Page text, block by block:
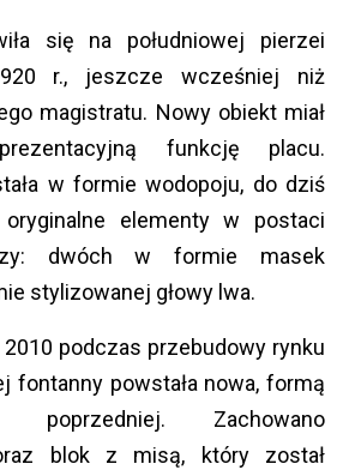
się na południowej pierzei
r., jeszcze wcześniej niż
magistratu. Nowy obiekt miał
funkcję placu.
w formie wodopoju, do dziś
oryginalne elementy w postaci
dwóch w formie masek
stylizowanej głowy lwa.
podczas przebudowy rynku
fontanny powstała nowa, formą
Zachowano
blok z misą, który został